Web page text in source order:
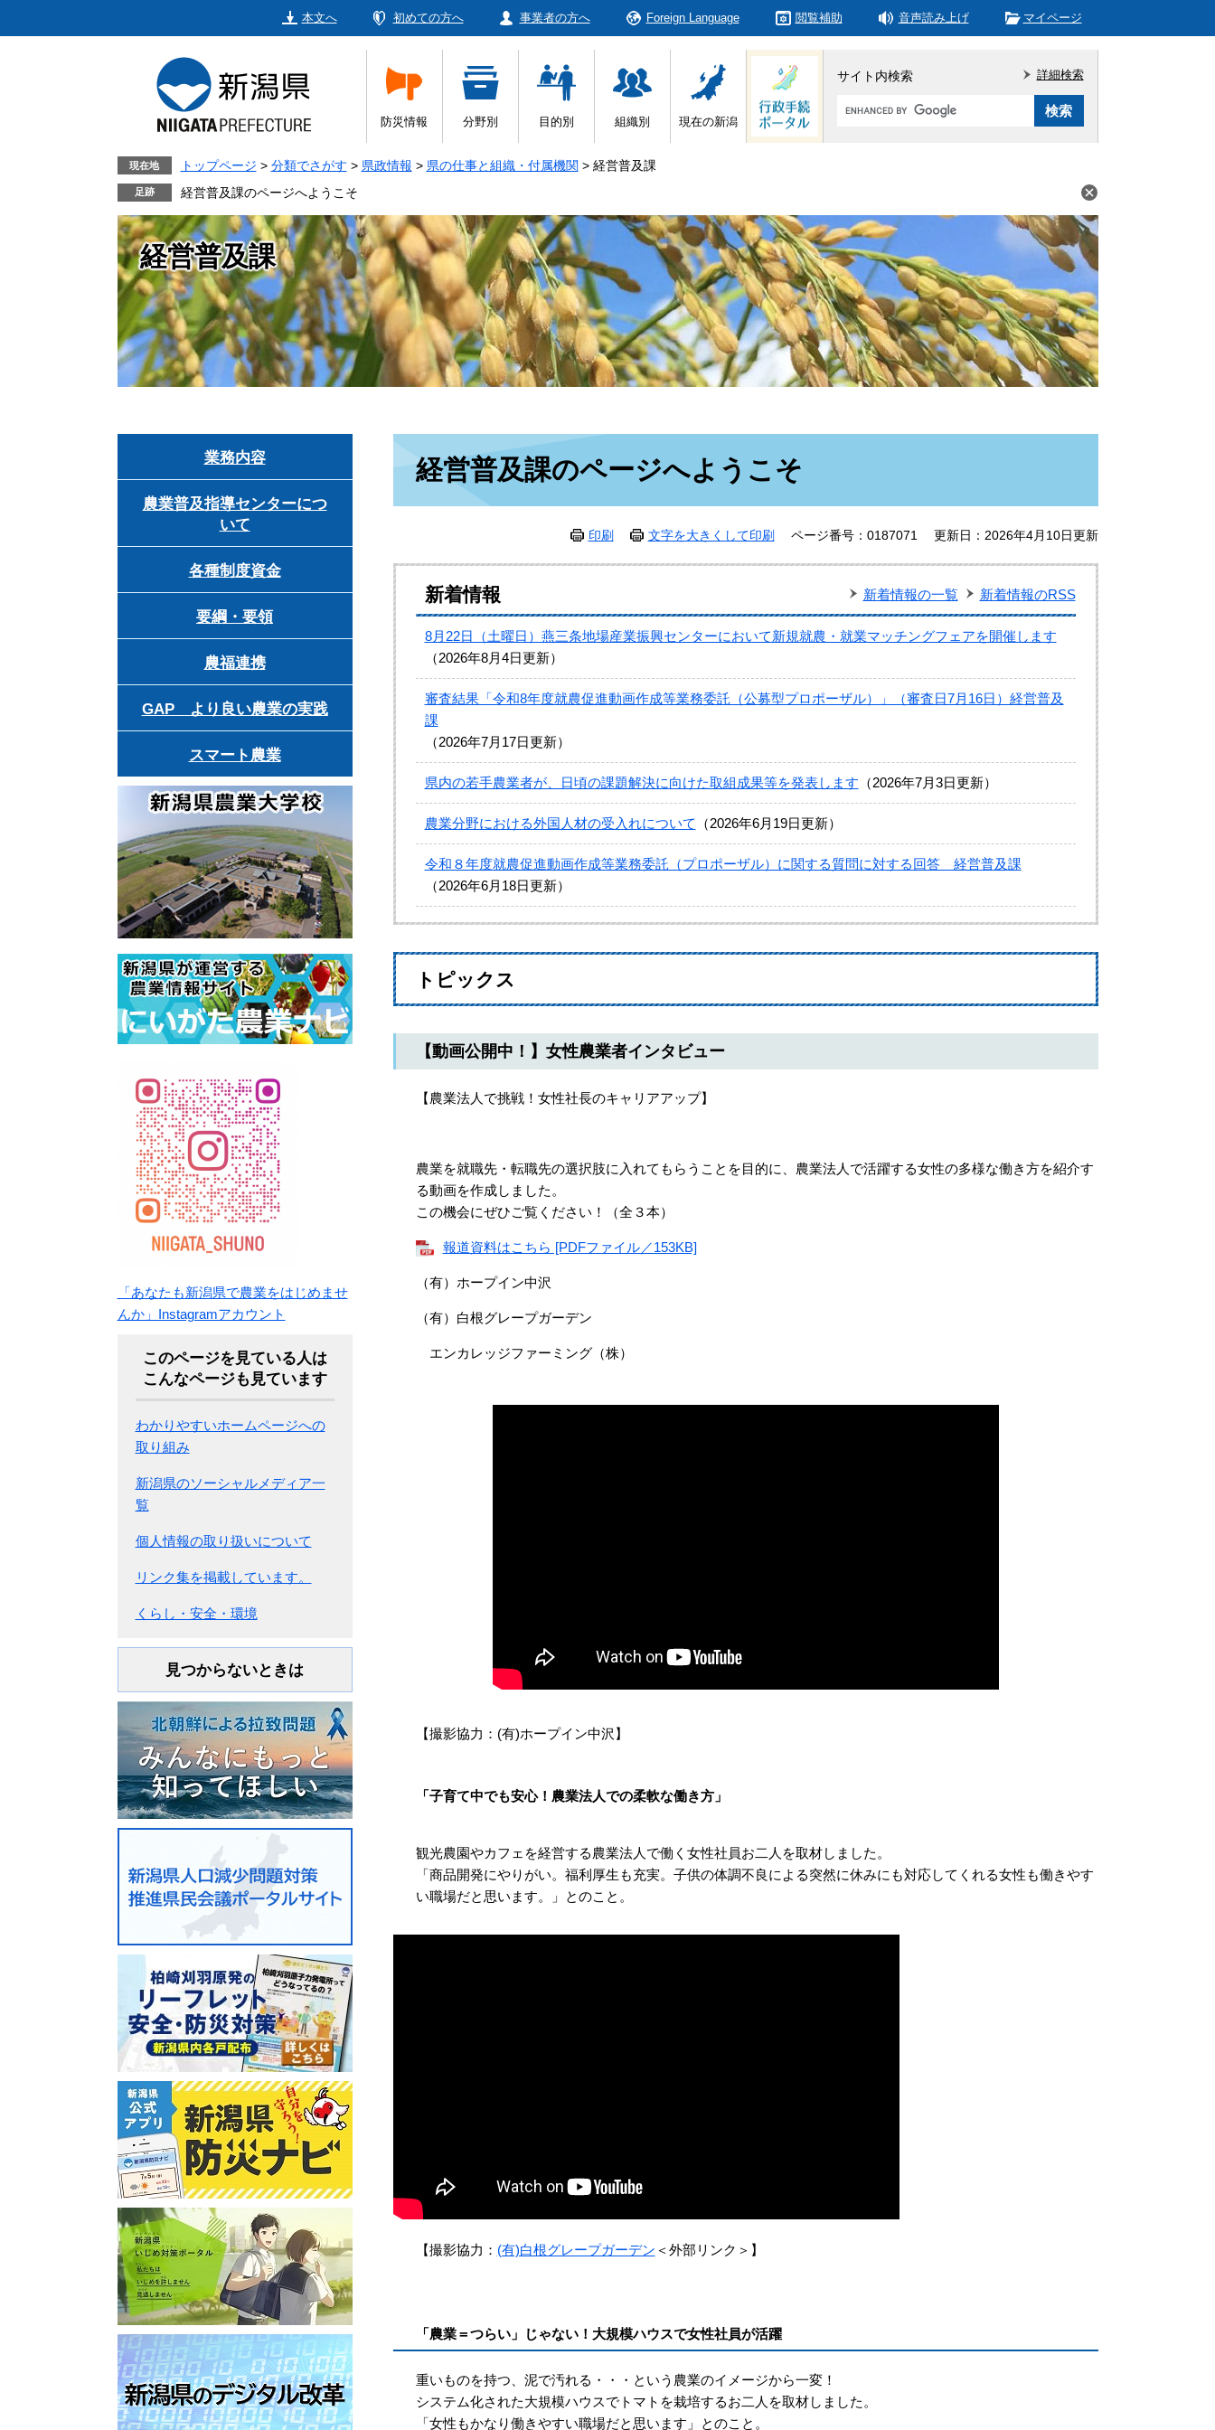
本文へ 初めての方へ 事業者の方へ Foreign Language 閲覧補助 音声読み上げ マイページ
防災情報 分野別 目的別 組織別 現在の新潟
サイト内検索
Google
索
詳細検索
現在地 トップページ > 分類でさがす > 県政情報 > 県の仕事と組織・付属機関 > 経営普及課
経営普及課のページへようこそ
経営普及課
経営普及課のページへようこそ
印刷 文字を大きくして印刷 ページ番号：0187071 更新日：2026年4月10日更新
新着情報
2026年8月4日更新
8月22日（土曜日）燕三条地場産業振興センターにおいて新規就農・就業マッチングフェアを開催します
2026年7月17日更新
審査結果「令和8年度就農促進動画作成等業務委託（公募型プロポーザル）」（審査日7月16日）経営普及
課
2026年7月3日更新
県内の若手農業者が、日頃の課題解決に向けた取組成果等を発表します
2026年6月19日更新
農業分野における外国人材の受入れについて
2026年6月18日更新
令和８年度就農促進動画作成等業務委託（プロポーザル）に関する質問に対する回答 経営普及課
新着情報の一覧 新着情報のRSS
トピックス
【動画公開中！】女性農業者インタビュー
【農業法人で挑戦！女性社長のキャリアアップ】
農業を就職先・転職先の選択肢に入れてもらうことを目的に、農業法人で活躍する女性の多様な働き方を紹介す
る動画を作成しました。
この機会にぜひご覧ください！（全３本）
報道資料はこちら [PDFファイル／153KB]
（有）ホープイン中沢
（有）白根グレープガーデン
エンカレッジファーミング（株）
【撮影協力：(有)ホープイン中沢】
「子育て中でも安心！農業法人での柔軟な働き方」
観光農園やカフェを経営する農業法人で働く女性社員お二人を取材しました。
「商品開発にやりがい。福利厚生も充実。子供の体調不良による突然に休みにも対応してくれる女性も働きやす
い職場だと思います。」とのこと。
【撮影協力： (有)白根グレープガーデン ＜外部リンク＞ 】
「農業＝つらい」じゃない！大規模ハウスで女性社員が活躍
重いものを持つ、泥で汚れる・・・という農業のイメージから一変！
システム化された大規模ハウスでトマトを栽培するお二人を取材しました。
「女性もかなり働きやすい職場だと思います」とのこと。
業務内容
農業普及指導センターにつ
いて
各種制度資金
要綱・要領
農福連携
GAP より良い農業の実践
スマート農業
「あなたも新潟県で農業をはじめませ
んか」Instagramアカウント
このページを見ている人は
こんなページも見ています
わかりやすいホームページへの
取り組み
新潟県のソーシャルメディア一
覧
個人情報の取り扱いについて
リンク集を掲載しています。
くらし・安全・環境
見つからないときは